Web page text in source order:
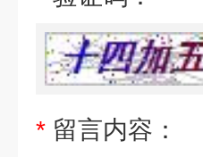
* 留言内容：